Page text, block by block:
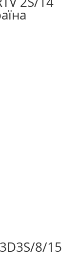
8/15